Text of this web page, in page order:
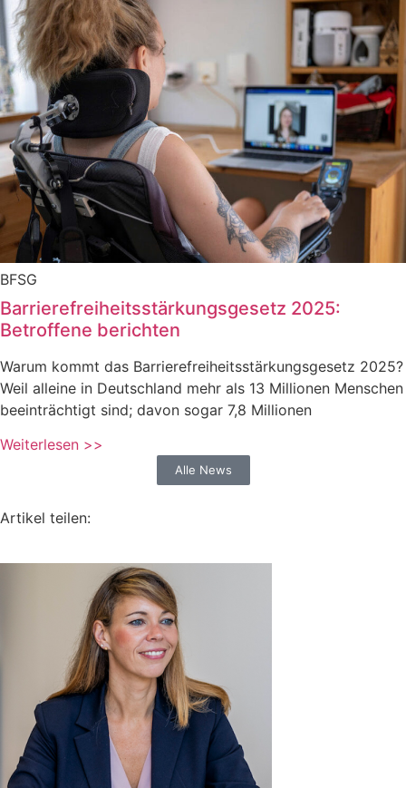
BFSG
Barrierefreiheitsstärkungsgesetz 2025:
Betroffene berichten
Warum kommt das Barrierefreiheitsstärkungsgesetz 2025?
Weil alleine in Deutschland mehr als 13 Millionen Menschen
beeinträchtigt sind; davon sogar 7,8 Millionen
Weiterlesen >>
Alle News
Artikel teilen: